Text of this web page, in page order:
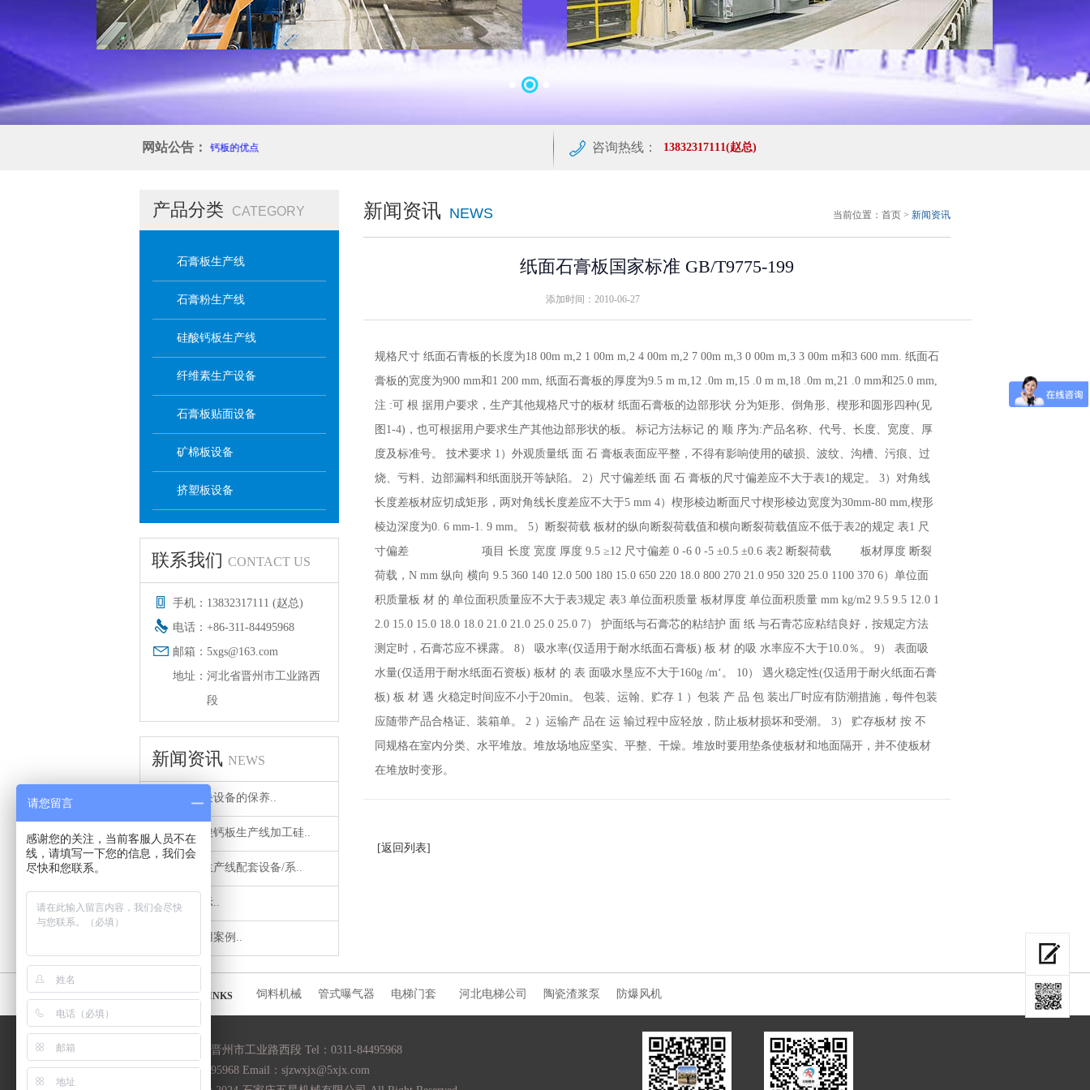
网站公告：
介绍硅酸钙板生产线加工硅酸钙板的优点 咨询热线： 13832317111(赵总)
产品分类 CATEGORY
石膏板生产线
石膏粉生产线
硅酸钙板生产线
纤维素生产设备
石膏板贴面设备
矿棉板设备
挤塑板设备
联系我们 CONTACT US
手机： 13832317111 (赵总)
电话： +86-311-84495968
邮箱： 5xgs@163.com
地址： 河北省晋州市工业路西
段
新闻资讯 NEWS
石膏砌块设备的保养..
介绍硅酸钙板生产线加工硅..
石膏粉生产线配套设备/系..
服务展示..
实际应用案例..
新闻资讯 NEWS 当前位置： 首页 > 新闻资讯
纸面石膏板国家标准 GB/T9775-199
添加时间：2010-06-27
规格尺寸 纸面石青板的长度为18 00m m,2 1 00m m,2 4 00m m,2 7 00m m,3 0 00m m,3 3 00m m和3 600 mm. 纸面石
膏板的宽度为900 mm和1 200 mm, 纸面石膏板的厚度为9.5 m m,12 .0m m,15 .0 m m,18 .0m m,21 .0 mm和25.0 mm,
注 :可 根 据用户要求，生产其他规格尺寸的板材 纸面石膏板的边部形状 分为矩形、倒角形、楔形和圆形四种(见
图1-4)，也可根据用户要求生产其他边部形状的板。 标记方法标记 的 顺 序为:产品名称、代号、长度、宽度、厚
度及标准号。 技术要求 1）外观质量纸 面 石 膏板表面应平整，不得有影响使用的破损、波纹、沟槽、污痕、过
烧、亏料、边部漏料和纸面脱开等缺陷。 2）尺寸偏差纸 面 石 膏板的尺寸偏差应不大于表1的规定。 3）对角线
长度差板材应切成矩形，两对角线长度差应不大于5 mm 4）楔形棱边断面尺寸楔形棱边宽度为30mm-80 mm,楔形
棱边深度为0. 6 mm-1. 9 mm。 5）断裂荷载 板材的纵向断裂荷载值和横向断裂荷载值应不低于表2的规定 表1 尺
寸偏差 项目 长度 宽度 厚度 9.5 ≥12 尺寸偏差 0 -6 0 -5 ±0.5 ±0.6 表2 断裂荷载 板材厚度 断裂
荷载，N mm 纵向 横向 9.5 360 140 12.0 500 180 15.0 650 220 18.0 800 270 21.0 950 320 25.0 1100 370 6）单位面
积质量板 材 的 单位面积质量应不大于表3规定 表3 单位面积质量 板材厚度 单位面积质量 mm kg/m2 9.5 9.5 12.0 1
2.0 15.0 15.0 18.0 18.0 21.0 21.0 25.0 25.0 7） 护面纸与石膏芯的粘结护 面 纸 与石青芯应粘结良好，按规定方法
测定时，石膏芯应不裸露。 8） 吸水率(仅适用于耐水纸面石膏板) 板 材 的吸 水率应不大于10.0％。 9） 表面吸
水量(仅适用于耐水纸面石资板) 板材 的 表 面吸水垦应不大于160g /m‘。 10） 遇火稳定性(仅适用于耐火纸面石膏
板) 板 材 遇 火稳定时间应不小于20min。 包装、运翰、贮存 1 ）包装 产 品 包 装出厂时应有防潮措施，每件包装
应随带产品合格证、装箱单。 2 ）运输产 品在 运 输过程中应轻放，防止板材损坏和受潮。 3） 贮存板材 按 不
同规格在室内分类、水平堆放。堆放场地应坚实、平整、干燥。堆放时要用垫条使板材和地面隔开，并不使板材
在堆放时变形。
[返回列表]
友情链接 LINKS 饲料机械 管式曝气器 电梯门套 河北电梯公司 陶瓷渣浆泵 防爆风机
地址： 河北省晋州市工业路西段 Tel：0311-84495968
Fax：0311-84495968 Email：sjzwxjx@5xjx.com
请您留言
感谢您的关注，当前客服人员不在
线，请填写一下您的信息，我们会
尽快和您联系。